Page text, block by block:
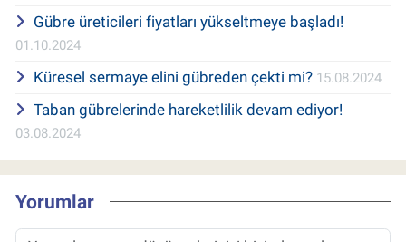
Gübre üreticileri fiyatları yükseltmeye başladı!
01.10.2024
Küresel sermaye elini gübreden çekti mi? 15.08.2024
Taban gübrelerinde hareketlilik devam ediyor!
03.08.2024
Yorumlar